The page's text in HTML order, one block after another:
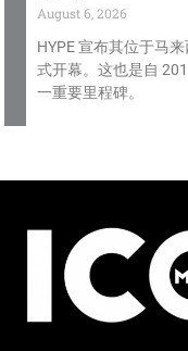
August 6, 2026
HYPE 宣布其位于马
式开幕。这也是自
一重要里程碑。